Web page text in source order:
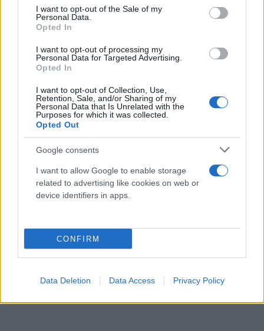
consent section.
I want to opt-out of the Sale of my
Personal Data.
Opted In
I want to opt-out of processing my
Personal Data for Targeted Advertising.
Opted In
I want to opt-out of Collection, Use,
Retention, Sale, and/or Sharing of my
Personal Data that Is Unrelated with the
Purposes for which it was collected.
Opted Out
Google consents
I want to allow Google to enable storage
related to advertising like cookies on web or
device identifiers in apps.
CONFIRM
Data Deletion Data Access Privacy Policy
σε δίκη και τον κίνδυνο μιας ετυμηγορίας ενόρκων
που θα μπορούσε να γλιτώσει την εταιρεία από